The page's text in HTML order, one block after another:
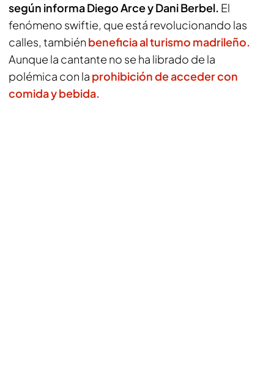
según informa Diego Arce y Dani Berbel. El
fenómeno swiftie, que está revolucionando las
calles, también beneficia al turismo madrileño.
Aunque la cantante no se ha librado de la
polémica con la prohibición de acceder con
comida y bebida.